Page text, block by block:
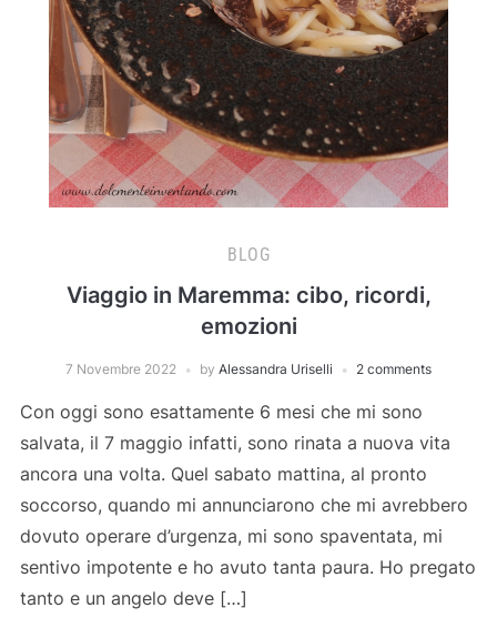
BLOG
Viaggio in Maremma: cibo, ricordi,
emozioni
7 Novembre 2022 by Alessandra Uriselli 2 comments
Con oggi sono esattamente 6 mesi che mi sono
salvata, il 7 maggio infatti, sono rinata a nuova vita
ancora una volta. Quel sabato mattina, al pronto
soccorso, quando mi annunciarono che mi avrebbero
dovuto operare d’urgenza, mi sono spaventata, mi
sentivo impotente e ho avuto tanta paura. Ho pregato
tanto e un angelo deve […]